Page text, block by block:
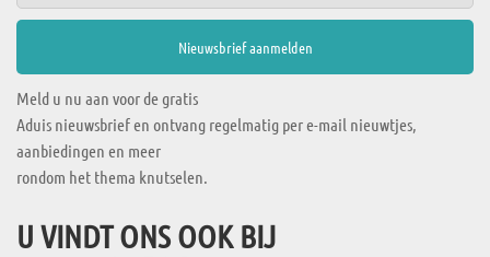
Meld u nu aan voor de gratis
Aduis nieuwsbrief en ontvang regelmatig per e-mail nieuwtjes,
aanbiedingen en meer
rondom het thema knutselen.
U VINDT ONS OOK BIJ